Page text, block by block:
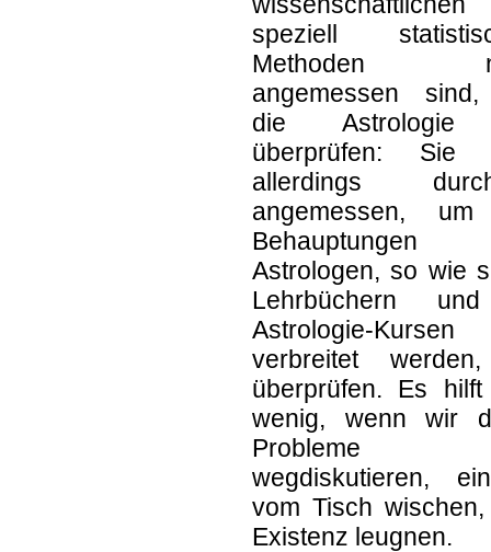
speziell
Methoden
angemessen
die
überprüfen: Sie
allerdings
angemessen,
Behauptungen
Astrologen, so wie
Lehrbüchern
Astrologie-Kursen
verbreitet
überprüfen. Es
wenig, wenn wir
Probleme
wegdiskutieren,
vom Tisch
Existenz leugnen.